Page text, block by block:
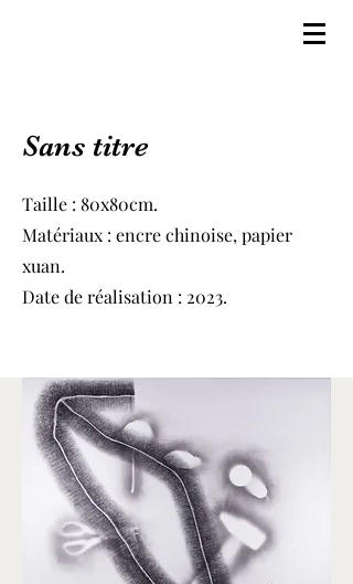
Sans titre
Taille : 80x80cm.
Matériaux : encre chinoise, papier
xuan.
Date de réalisation : 2023.